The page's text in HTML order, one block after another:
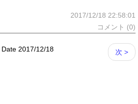
2017/12/18 22:58:01
コメント (0)
次 >
Date 2017/12/18